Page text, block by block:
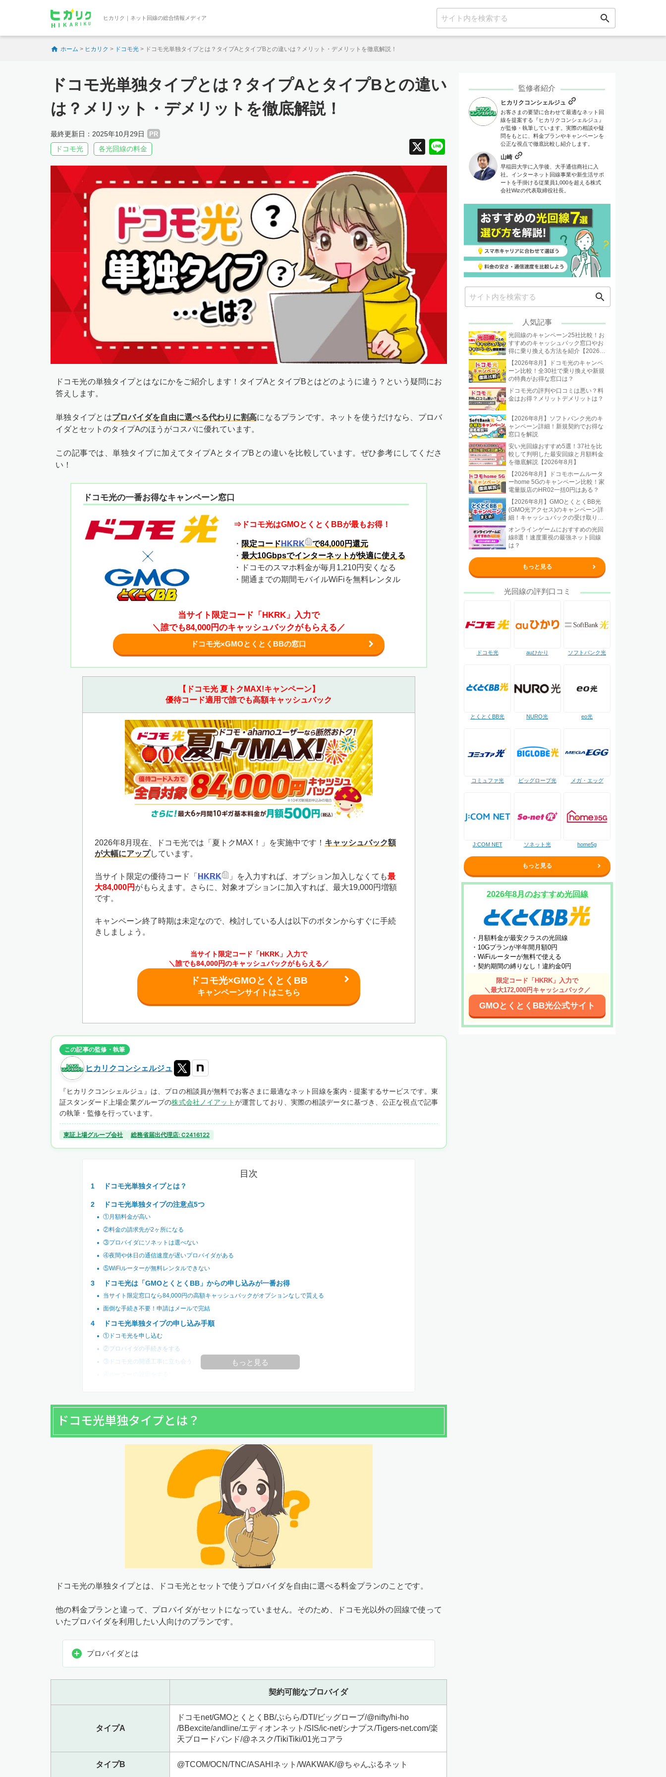
ヒカリク｜ネット回線の総合情報メディア search
ホーム > ヒカリク > ドコモ光 > ドコモ光単独タイプとは？タイプAとタイプBとの違いは？メリット・デメリットを徹底解説！
ドコモ光単独タイプとは？タイプAとタイプBとの違い
は？メリット・デメリットを徹底解説！
最終更新日：2025年10月29日 PR
X
ドコモ光 各光回線の料金
ドコモ光の単独タイプとはなにかをご紹介します！タイプAとタイプBとはどのように違う？という疑問にお
答えします。
単独タイプとはプロバイダを自由に選べる代わりに割高になるプランです。ネットを使うだけなら、プロバ
イダとセットのタイプAのほうがコスパに優れています。
この記事では、単独タイプに加えてタイプAとタイプBとの違いを比較しています。ぜひ参考にしてくださ
い！
ドコモ光の一番お得なキャンペーン窓口
⇒ドコモ光はGMOとくとくBBが最もお得！
・ 限定コードHKRK
で84,000円還元
・ 最大10Gbpsでインターネットが快適に使える
・ドコモのスマホ料金が毎月1,210円安くなる
・開通までの期間モバイルWiFiを無料レンタル
当サイト限定コード「HKRK」入力で
＼誰でも84,000円のキャッシュバックがもらえる／
ドコモ光×GMOとくとくBBの窓口
【ドコモ光 夏トクMAX!キャンペーン】
優待コード適用で誰でも高額キャッシュバック
2026年8月現在、ドコモ光では「夏トクMAX！」を実施中です！ キャッシュバック額
が大幅にアップしています。
当サイト限定の優待コード「 HKRK 」を入力すれば、オプション加入しなくても最
大84,000円 がもらえます。さらに、対象オプションに加入すれば、最大19,000円増額
です。
キャンペーン終了時期は未定なので、検討している人は以下のボタンからすぐに手続
きしましょう。
当サイト限定コード「HKRK」入力で
＼誰でも84,000円のキャッシュバックがもらえる／
ドコモ光×GMOとくとくBB
キャンペーンサイトはこちら
この記事の監修・執筆
ヒカリクコンシェルジュ
『ヒカリクコンシェルジュ』は、プロの相談員が無料でお客さまに最適なネット回線を案内・提案するサービスです。東
証スタンダード上場企業グループの株式会社ノイアットが運営しており、実際の相談データに基づき、公正な視点で記事
の執筆・監修を行っています。
東証上場グループ会社 総務省届出代理店: C2416122
目次
ドコモ光単独タイプとは？
ドコモ光単独タイプの注意点5つ
①月額料金が高い
②料金の請求先が2ヶ所になる
③プロバイダにソネットは選べない
④夜間や休日の通信速度が遅いプロバイダがある
⑤WiFiルーターが無料レンタルできない
ドコモ光は「GMOとくとくBB」からの申し込みが一番お得
当サイト限定窓口なら84,000円の高額キャッシュバックがオプションなしで貰える
面倒な手続き不要！申請はメールで完結
ドコモ光単独タイプの申し込み手順
①ドコモ光を申し込む
②プロバイダの手続きをする
③ドコモ光の開通工事に立ち会う
もっと見る
ドコモ光単独タイプとは？
ドコモ光の単独タイプとは、ドコモ光とセットで使うプロバイダを自由に選べる料金プランのことです。
他の料金プランと違って、プロバイダがセットになっていません。そのため、ドコモ光以外の回線で使って
いたプロバイダを利用したい人向けのプランです。
プロバイダとは
契約可能なプロバイダ
タイプA
ドコモnet/GMOとくとくBB/ぷらら/DTI/ビッグローブ/@nifty/hi-ho
/BBexcite/andline/エディオンネット/SIS/ic-net/シナプス/Tigers-net.com/楽
天ブロードバンド/@ネスク/TikiTiki/01光コアラ
タイプB @TCOM/OCN/TNC/ASAHIネット/WAKWAK/@ちゃんぷるネット
監修者紹介
ヒカリクコンシェルジュ
お客さまの要望に合わせて最適なネット回
線を提案する『ヒカリクコンシェルジュ』
が監修・執筆しています。実際の相談や疑
問をもとに、料金プランやキャンペーンを
公正な視点で徹底比較し紹介します。
山崎
早稲田大学に入学後、大手通信商社に入
社。インターネット回線事業や新生活サポ
ートを手掛ける従業員1,000を超える株式
会社Wizの代表取締役社長。
search
人気記事
光回線のキャンペーン25社比較！お
すすめのキャッシュバック窓口やお
得に乗り換える方法を紹介【2026年
8月】
【2026年8月】ドコモ光のキャンペ
ーン比較！全30社で乗り換えや新規
の特典がお得な窓口は？
ドコモ光の評判や口コミは悪い？料
金はお得？メリットデメリットは？
【2026年8月】ソフトバンク光のキ
ャンペーン詳細！新規契約でお得な
窓口を解説
安い光回線おすすめ5選！37社を比
較して判明した最安回線と月額料金
を徹底解説【2026年8月】
【2026年8月】ドコモホームルータ
ーhome 5Gのキャンペーン比較！家
電量販店のHR02一括0円はある？
【2026年8月】GMOとくとくBB光
(GMO光アクセス)のキャンペーン詳
細！キャッシュバックの受け取り方
法も解説
オンラインゲームにおすすめの光回
線8選！速度重視の最強ネット回線
は？
もっと見る
光回線の評判口コミ
ドコモ光 auひかり ソフトバンク光
とくとくBB光 NURO光 eo光
コミュファ光 ビッグローブ光 メガ・エッグ
J:COM NET ソネット光 home5g
もっと見る
2026年8月のおすすめ光回線
・月額料金が最安クラスの光回線
・10Gプランが半年間月額0円
・WiFiルーターが無料で使える
・契約期間の縛りなし！違約金0円
限定コード「HKRK」入力で
＼最大172,000円キャッシュバック／
GMOとくとくBB光公式サイト